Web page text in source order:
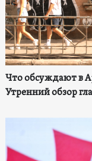
Что обсуждают в
Утренний обзор